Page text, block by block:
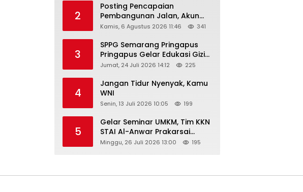
2
Posting Pencapaian
Pembangunan Jalan, Akun
Facebook Pemerintah
“Dirujak” Warganet
Kamis, 6 Agustus 2026 11:46 341
3
SPPG Semarang Pringapus
Pringapus Gelar Edukasi Gizi
di PAUD Bina Balita Peringati
Jumat, 24 Juli 2026 14:12 225
4
Jangan Tidur Nyenyak, Kamu
WNI
Senin, 13 Juli 2026 10:05 199
5
Gelar Seminar UMKM, Tim KKN
STAI Al-Anwar Prakarsai
Usaha Tepung Maizena di
Minggu, 26 Juli 2026 13:00 195